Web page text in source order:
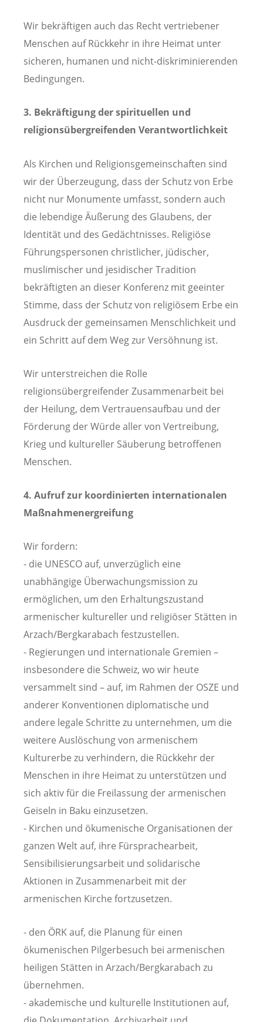
Wir bekräftigen auch das Recht vertriebener
Menschen auf Rückkehr in ihre Heimat unter
sicheren, humanen und nicht-diskriminierenden
Bedingungen.
3. Bekräftigung der spirituellen und
religionsübergreifenden Verantwortlichkeit
Als Kirchen und Religionsgemeinschaften sind
wir der Überzeugung, dass der Schutz von Erbe
nicht nur Monumente umfasst, sondern auch
die lebendige Äußerung des Glaubens, der
Identität und des Gedächtnisses. Religiöse
Führungspersonen christlicher, jüdischer,
muslimischer und jesidischer Tradition
bekräftigten an dieser Konferenz mit geeinter
Stimme, dass der Schutz von religiösem Erbe ein
Ausdruck der gemeinsamen Menschlichkeit und
ein Schritt auf dem Weg zur Versöhnung ist.
Wir unterstreichen die Rolle
religionsübergreifender Zusammenarbeit bei
der Heilung, dem Vertrauensaufbau und der
Förderung der Würde aller von Vertreibung,
Krieg und kultureller Säuberung betroffenen
Menschen.
4. Aufruf zur koordinierten internationalen
Maßnahmenergreifung
Wir fordern:
- die UNESCO auf, unverzüglich eine
unabhängige Überwachungsmission zu
ermöglichen, um den Erhaltungszustand
armenischer kultureller und religiöser Stätten in
Arzach/Bergkarabach festzustellen.
- Regierungen und internationale Gremien –
insbesondere die Schweiz, wo wir heute
versammelt sind – auf, im Rahmen der OSZE und
anderer Konventionen diplomatische und
andere legale Schritte zu unternehmen, um die
weitere Auslöschung von armenischem
Kulturerbe zu verhindern, die Rückkehr der
Menschen in ihre Heimat zu unterstützen und
sich aktiv für die Freilassung der armenischen
Geiseln in Baku einzusetzen.
- Kirchen und ökumenische Organisationen der
ganzen Welt auf, ihre Fürsprachearbeit,
Sensibilisierungsarbeit und solidarische
Aktionen in Zusammenarbeit mit der
armenischen Kirche fortzusetzen.
- den ÖRK auf, die Planung für einen
ökumenischen Pilgerbesuch bei armenischen
heiligen Stätten in Arzach/Bergkarabach zu
übernehmen.
- akademische und kulturelle Institutionen auf,